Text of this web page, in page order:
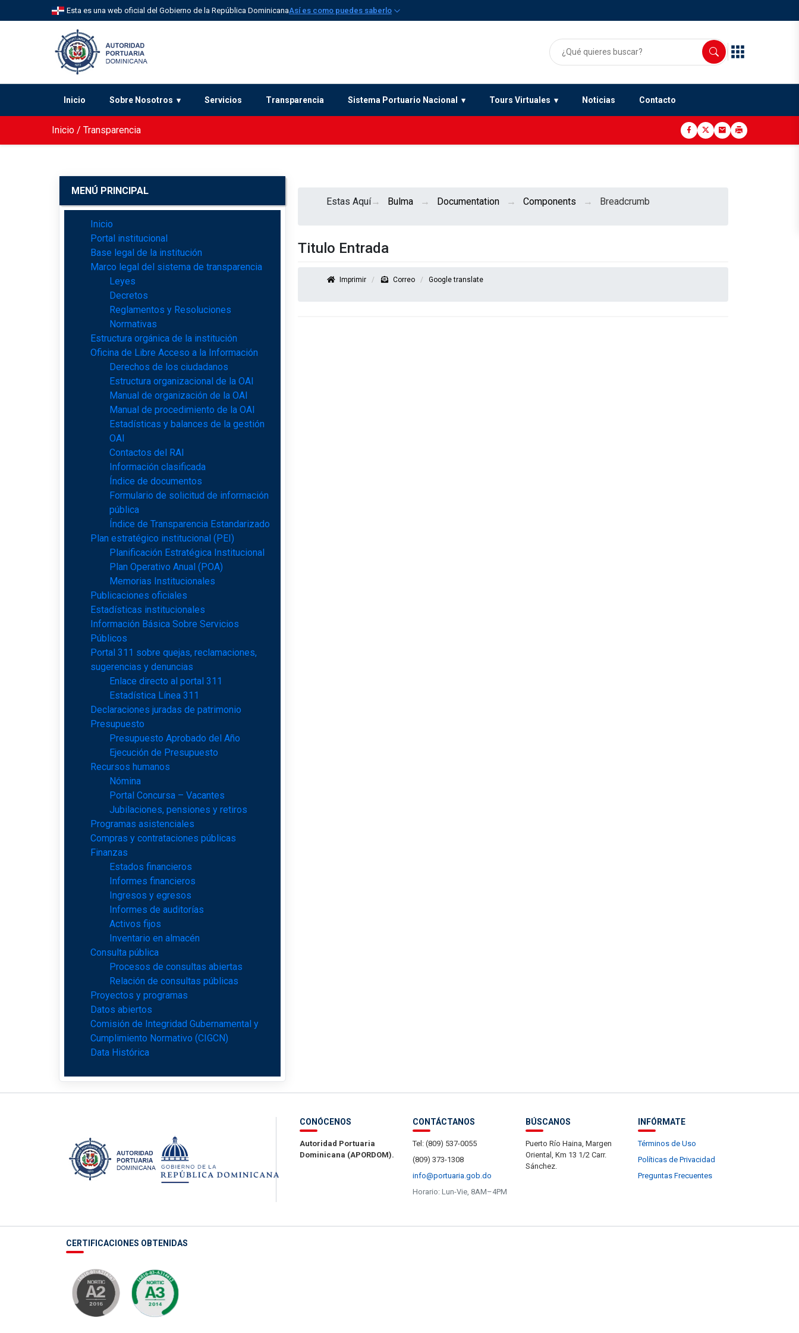
Esta es una web oficial del Gobierno de la República DominicanaAsí es como puedes saberlo
Inicio Sobre Nosotros Servicios Transparencia Sistema Portuario Nacional Tours Virtuales Noticias Contacto
Inicio / Transparencia
MENÚ PRINCIPAL
Inicio
Portal institucional
Base legal de la institución
Marco legal del sistema de transparencia
Leyes
Decretos
Reglamentos y Resoluciones
Normativas
Estructura orgánica de la institución
Oficina de Libre Acceso a la Información
Derechos de los ciudadanos
Estructura organizacional de la OAI
Manual de organización de la OAI
Manual de procedimiento de la OAI
Estadísticas y balances de la gestión
OAI
Contactos del RAI
Información clasificada
Índice de documentos
Formulario de solicitud de información
pública
Índice de Transparencia Estandarizado
Plan estratégico institucional (PEI)
Planificación Estratégica Institucional
Plan Operativo Anual (POA)
Memorias Institucionales
Publicaciones oficiales
Estadísticas institucionales
Información Básica Sobre Servicios
Públicos
Portal 311 sobre quejas, reclamaciones,
sugerencias y denuncias
Enlace directo al portal 311
Estadística Línea 311
Declaraciones juradas de patrimonio
Presupuesto
Presupuesto Aprobado del Año
Ejecución de Presupuesto
Recursos humanos
Nómina
Portal Concursa – Vacantes
Jubilaciones, pensiones y retiros
Programas asistenciales
Compras y contrataciones públicas
Finanzas
Estados financieros
Informes financieros
Ingresos y egresos
Informes de auditorías
Activos fijos
Inventario en almacén
Consulta pública
Procesos de consultas abiertas
Relación de consultas públicas
Proyectos y programas
Datos abiertos
Comisión de Integridad Gubernamental y
Cumplimiento Normativo (CIGCN)
Data Histórica
Estas Aquí Bulma Documentation Components Breadcrumb
Titulo Entrada
Imprimir Correo Google translate
CONÓCENOS
Autoridad Portuaria
Dominicana (APORDOM).
CONTÁCTANOS
Tel: (809) 537-0055
(809) 373-1308
info@portuaria.gob.do
Horario: Lun-Vie, 8AM–4PM
BÚSCANOS
Puerto Río Haina, Margen
Oriental, Km 13 1/2 Carr.
Sánchez.
INFÓRMATE
Términos de Uso
Políticas de Privacidad
Preguntas Frecuentes
CERTIFICACIONES OBTENIDAS